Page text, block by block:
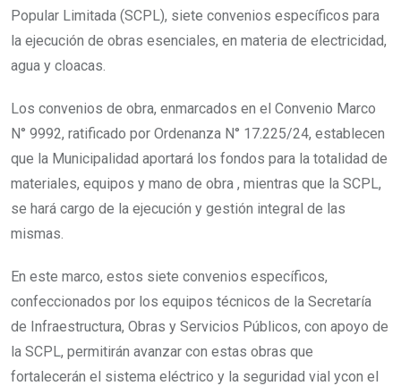
Popular Limitada (SCPL), siete convenios específicos para
la ejecución de obras esenciales, en materia de electricidad,
agua y cloacas.
Los convenios de obra, enmarcados en el Convenio Marco
N° 9992, ratificado por Ordenanza N° 17.225/24, establecen
que la Municipalidad aportará los fondos para la totalidad de
materiales, equipos y mano de obra , mientras que la SCPL,
se hará cargo de la ejecución y gestión integral de las
mismas.
En este marco, estos siete convenios específicos,
confeccionados por los equipos técnicos de la Secretaría
de Infraestructura, Obras y Servicios Públicos, con apoyo de
la SCPL, permitirán avanzar con estas obras que
fortalecerán el sistema eléctrico y la seguridad vial ycon el